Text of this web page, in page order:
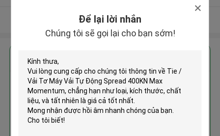
Để lại lời nhắn
Chúng tôi sẽ gọi lại cho bạn sớm!
Xem thêm
Tie / Vải Tơ Máy Vải Tự Động
Spread 400KN Max Momentum